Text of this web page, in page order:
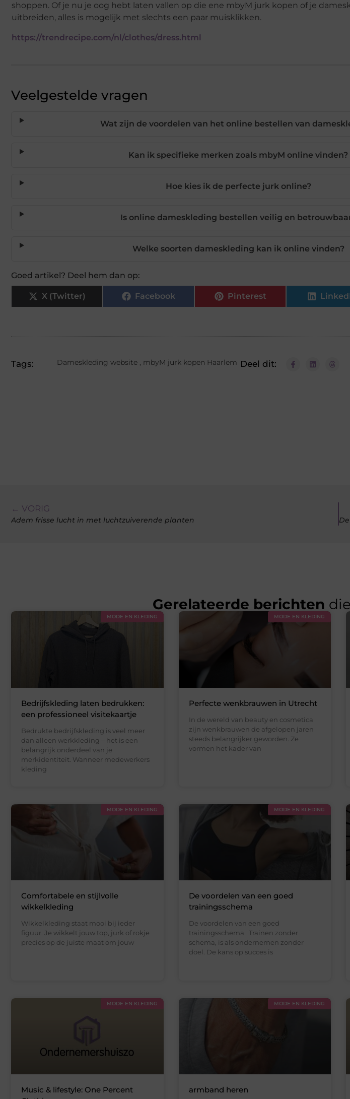
shoppen. Of je nu je oog hebt laten vallen op die ene mbyM jurk kopen of je
uitbreiden, alles is mogelijk met slechts een paar muisklikken.
https://trendrecipe.com/nl/clothes/dress.html
Veelgestelde vragen
Wat zijn de voordelen van het online bestellen van
Kan ik specifieke merken zoals mbyM online vinden?
Hoe kies ik de perfecte jurk online?
Is online dameskleding bestellen veilig en
Welke soorten dameskleding kan ik online vinden?
Goed artikel? Deel hem dan op:
X (Twitter) Facebook Pinterest
Tags: Dameskleding website mbyM jurk kopen Haarlem Deel dit:
← VORIG
Adem frisse lucht in met luchtzuiverende planten
Gerelateerde berichten
MODE EN KLEDING
Bedrijfskleding laten bedrukken:
een professioneel visitekaartje
Bedrukte bedrijfskleding is veel meer
dan alleen werkkleding – het is een
belangrijk onderdeel van je
merkidentiteit. Wanneer medewerkers
kleding
MODE EN KLEDING
Perfecte wenkbrauwen in Utrecht
In de wereld van beauty en cosmetica
zijn wenkbrauwen de afgelopen jaren
steeds belangrijker geworden. Ze
vormen het kader van
MODE EN KLEDING
Comfortabele en stijlvolle
wikkelkleding
Wikkelkleding staat mooi bij ieder
figuur. Je wikkelt jouw top, jurk of rokje
precies op de juiste maat om jouw
MODE EN KLEDING
De voordelen van een goed
trainingsschema
De voordelen van een goed
trainingsschema Trainen zonder
schema, is als ondernemen zonder
doel. De kans op succes is
MODE EN KLEDING
Music & lifestyle: One Percent
MODE EN KLEDING
armband heren